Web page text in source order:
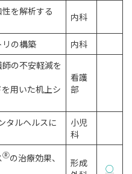
を解析する
内科
の構築
内科
の不安軽減を
用いた机上シ
看護
部
タルヘルスに
小児
科
Ⓡの治療効果、
形成
○